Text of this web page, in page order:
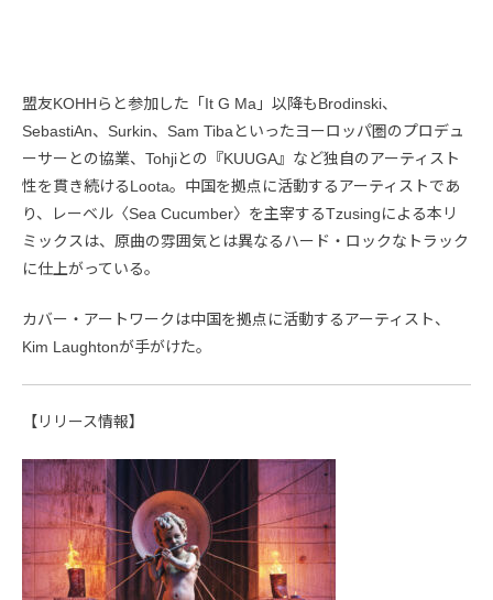
盟友KOHHらと参加した「It G Ma」以降もBrodinski、
SebastiAn、Surkin、Sam Tibaといったヨーロッパ圏のプロデュ
ーサーとの協業、Tohjiとの『KUUGA』など独自のアーティスト
性を貫き続けるLoota。中国を拠点に活動するアーティストであ
り、レーベル〈Sea Cucumber〉を主宰するTzusingによる本リ
ミックスは、原曲の雰囲気とは異なるハード・ロックなトラック
に仕上がっている。
カバー・アートワークは中国を拠点に活動するアーティスト、
Kim Laughtonが手がけた。
【リリース情報】